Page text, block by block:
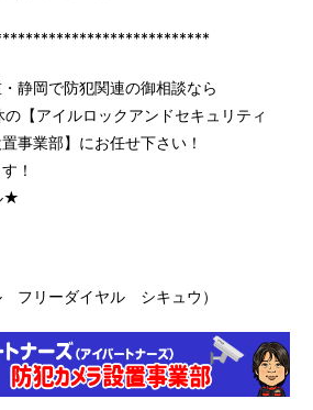
静岡で防犯関連の御相談なら
【アイルロックアンドセキュリティ
事業部】にお任せ下さい！
！
★
フリーダイヤル シキュウ）